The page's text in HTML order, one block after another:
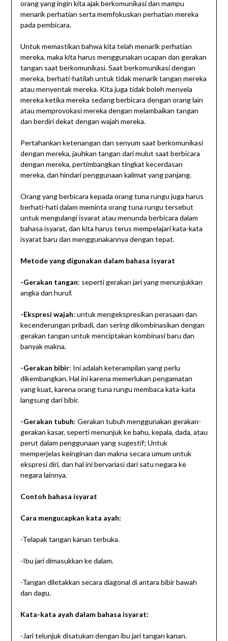
orang yang ingin kita ajak berkomunikasi dan mampu
menarik perhatian serta memfokuskan perhatian mereka
pada pembicara.
Untuk memastikan bahwa kita telah menarik perhatian
mereka, maka kita harus menggunakan ucapan dan gerakan
tangan saat berkomunikasi. Saat berkomunikasi dengan
mereka, berhati-hatilah untuk tidak menarik tangan mereka
atau menyentak mereka. Kita juga tidak boleh menyela
mereka ketika mereka sedang berbicara dengan orang lain
atau memprovokasi mereka dengan melambaikan tangan
dan berdiri dekat dengan wajah mereka.
Pertahankan ketenangan dan senyum saat berkomunikasi
dengan mereka, jauhkan tangan dari mulut saat berbicara
dengan mereka, pertimbangkan tingkat kecerdasan
mereka, dan hindari penggunaan kalimat yang panjang.
Orang yang berbicara kepada orang tuna rungu juga harus
berhati-hati dalam meminta orang tuna rungu tersebut
untuk mengulangi isyarat atau menunda berbicara dalam
bahasa isyarat, dan kita harus terus mempelajari kata-kata
isyarat baru dan menggunakannya dengan tepat.
Metode yang digunakan dalam bahasa isyarat
-Gerakan tangan: seperti gerakan jari yang menunjukkan
angka dan huruf.
-Ekspresi wajah: untuk mengekspresikan perasaan dan
kecenderungan pribadi, dan sering dikombinasikan dengan
gerakan tangan untuk menciptakan kombinasi baru dan
banyak makna.
-Gerakan bibir: Ini adalah keterampilan yang perlu
dikembangkan. Hal ini karena memerlukan pengamatan
yang kuat, karena orang tuna rungu membaca kata-kata
langsung dari bibir.
-Gerakan tubuh: Gerakan tubuh menggunakan gerakan-
gerakan kasar, seperti menunjuk ke bahu, kepala, dada, atau
perut dalam penggunaan yang sugestif; Untuk
memperjelas keinginan dan makna secara umum untuk
ekspresi diri, dan hal ini bervariasi dari satu negara ke
negara lainnya.
Contoh bahasa isyarat
Cara mengucapkan kata ayah:
-Telapak tangan kanan terbuka.
-Ibu jari dimasukkan ke dalam.
-Tangan diletakkan secara diagonal di antara bibir bawah
dan dagu.
Kata-kata ayah dalam bahasa isyarat:
-Jari telunjuk disatukan dengan ibu jari tangan kanan.